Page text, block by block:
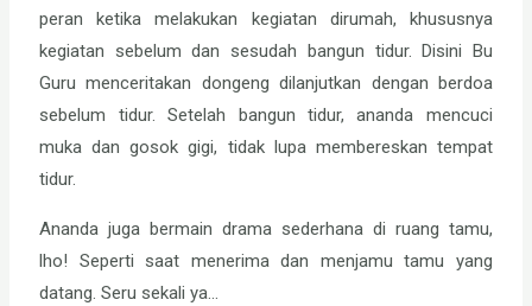
peran ketika melakukan kegiatan dirumah, khususnya
kegiatan sebelum dan sesudah bangun tidur. Disini Bu
Guru menceritakan dongeng dilanjutkan dengan berdoa
sebelum tidur. Setelah bangun tidur, ananda mencuci
muka dan gosok gigi, tidak lupa membereskan tempat
tidur.
Ananda juga bermain drama sederhana di ruang tamu,
lho! Seperti saat menerima dan menjamu tamu yang
datang. Seru sekali ya…